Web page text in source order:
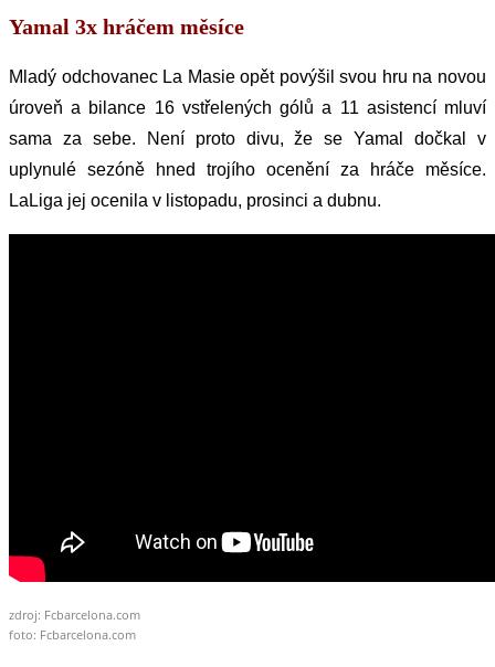
Yamal 3x hráčem měsíce
Mladý odchovanec La Masie opět povýšil svou hru na novou
úroveň a bilance 16 vstřelených gólů a 11 asistencí mluví
sama za sebe. Není proto divu, že se Yamal dočkal v
uplynulé sezóně hned trojího ocenění za hráče měsíce.
LaLiga jej ocenila v listopadu, prosinci a dubnu.
zdroj: Fcbarcelona.com
foto: Fcbarcelona.com